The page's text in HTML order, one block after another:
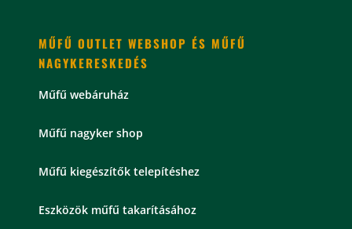
MŰFŰ OUTLET WEBSHOP ÉS MŰFŰ
NAGYKERESKEDÉS
Műfű webáruház
Műfű nagyker shop
Műfű kiegészítők telepítéshez
Eszközök műfű takarításához